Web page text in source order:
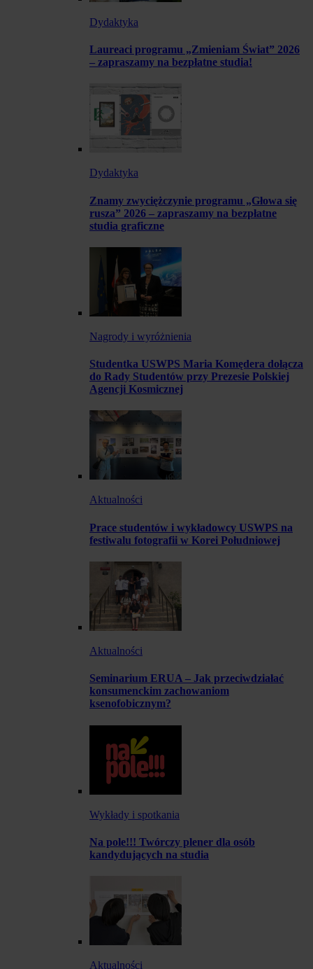
Dydaktyka
Laureaci programu „Zmieniam Świat” 2026
– zapraszamy na bezpłatne studia!
Dydaktyka
Znamy zwyciężczynie programu „Głowa się
rusza” 2026 – zapraszamy na bezpłatne
studia graficzne
Nagrody i wyróżnienia
Studentka USWPS Maria Komędera dołącza
do Rady Studentów przy Prezesie Polskiej
Agencji Kosmicznej
Aktualności
Prace studentów i wykładowcy USWPS na
festiwalu fotografii w Korei Południowej
Aktualności
Seminarium ERUA – Jak przeciwdziałać
konsumenckim zachowaniom
ksenofobicznym?
Wykłady i spotkania
Na pole!!! Twórczy plener dla osób
kandydujących na studia
Aktualności